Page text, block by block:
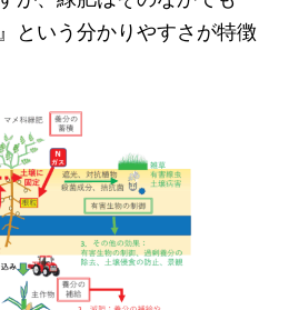
という分かりやすさが特徴